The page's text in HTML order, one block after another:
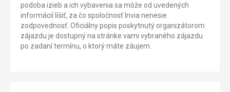
podoba izieb a ich vybavenia sa môže od uvedených
informácií líšiť, za čo spoločnosť Invia nenesie
zodpovednosť. Oficiálny popis poskytnutý organizátorom
zájazdu je dostupný na stránke vami vybraného zájazdu
po zadaní termínu, o ktorý máte záujem.